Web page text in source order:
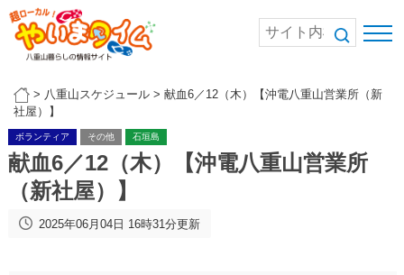
> 八重山スケジュール> 献血6／12（木）【沖電八重山営業所（新
社屋）】
ボランティア その他 石垣島
献血6／12（木）【沖電八重山営業所
（新社屋）】
2025年06月04日 16時31分更新